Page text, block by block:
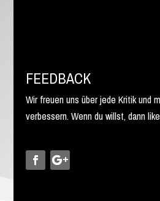
FEEDBACK
Wir freuen uns über jede Kritik und
verbessern. Wenn du willst, dann